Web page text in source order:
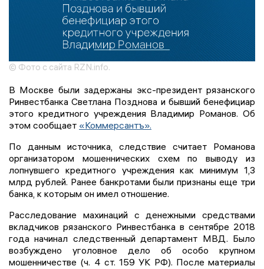
© Фото с сайта RZN.info.
В Москве были задержаны экс-президент рязанского
Ринвестбанка Светлана Позднова и бывший бенефициар
этого кредитного учреждения Владимир Романов. Об
этом сообщает «Коммерсантъ».
По данным источника, следствие считает Романова
организатором мошеннических схем по выводу из
лопнувшего кредитного учреждения как минимум 1,3
млрд рублей. Ранее банкротами были признаны еще три
банка, к которым он имел отношение.
Расследование махинаций с денежными средствами
вкладчиков рязанского Ринвестбанка в сентябре 2018
года начинал следственный департамент МВД. Было
возбуждено уголовное дело об особо крупном
мошенничестве (ч. 4 ст. 159 УК РФ). После материалы